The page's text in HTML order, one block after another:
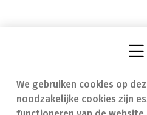
We gebruiken cookies op
noodzakelijke cookies zijn
Vind een apotheek
Onze expertise